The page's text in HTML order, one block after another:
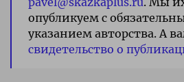
опубликуем с
указанием авторства. А
свидетельство о